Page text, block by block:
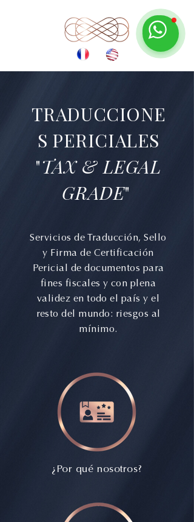
TRADUCCIONE
S PERICIALES
"TAX & LEGAL
GRADE"
Servicios de Traducción, Sello
y Firma de Certificación
Pericial de documentos para
fines fiscales y con plena
validez en todo el país y el
resto del mundo: riesgos al
mínimo.
¿Por qué nosotros?